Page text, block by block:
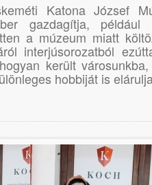
Katona József
gazdagítja,
a múzeum miatt
interjúsorozatból
került
hobbiját is